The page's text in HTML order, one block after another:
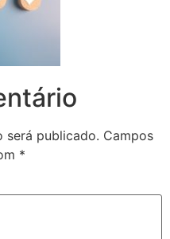
será publicado. Campos
*